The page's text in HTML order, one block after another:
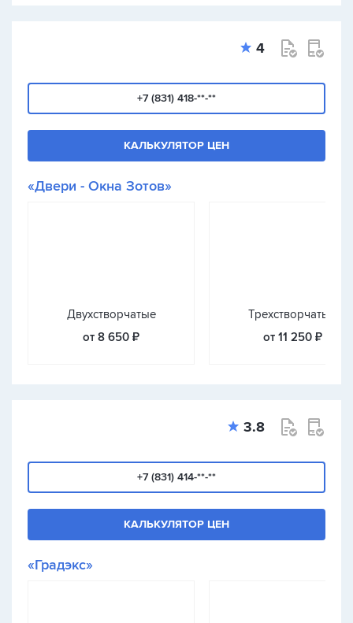
4
+7 (831) 418-**-**
КАЛЬКУЛЯТОР ЦЕН
«Двери - Окна Зотов»
Двухстворчатые
от 8 650 ₽
Трехстворчатые
от 11 250 ₽
3.8
+7 (831) 414-**-**
КАЛЬКУЛЯТОР ЦЕН
«Градэкс»